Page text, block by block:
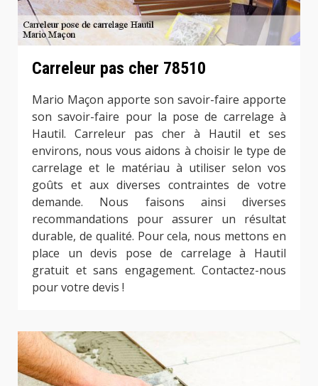
Carreleur pas cher 78510
Mario Maçon apporte son savoir-faire apporte
son savoir-faire pour la pose de carrelage à
Hautil. Carreleur pas cher à Hautil et ses
environs, nous vous aidons à choisir le type de
carrelage et le matériau à utiliser selon vos
goûts et aux diverses contraintes de votre
demande. Nous faisons ainsi diverses
recommandations pour assurer un résultat
durable, de qualité. Pour cela, nous mettons en
place un devis pose de carrelage à Hautil
gratuit et sans engagement. Contactez-nous
pour votre devis !